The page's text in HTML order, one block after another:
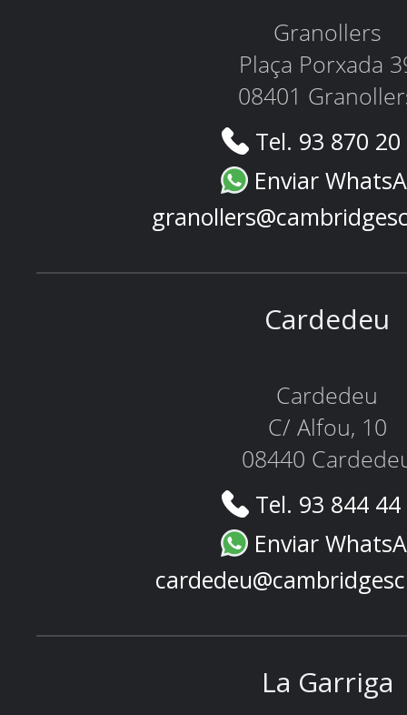
Granollers
Plaça Porxada
08401
Tel. 93 870
Enviar
Cardedeu
Cardedeu
C/ Alfou, 10
08440
Tel. 93 844
Enviar
La Garriga